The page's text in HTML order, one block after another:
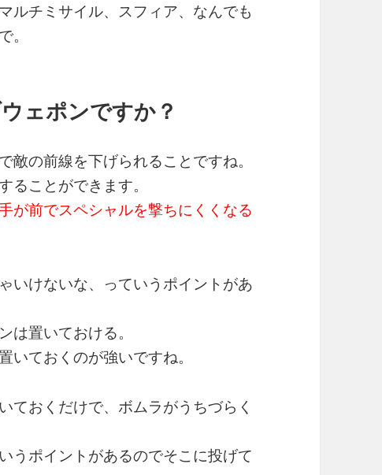
ルチミサイル、スフィア、なんでも
。
ェポンですか？
敵の前線を下げられることですね。
ることができます。
が前でスペシャルを撃ちにくくなる
いけないな、っていうポイントがあ
は置いておける。
いておくのが強いですね。
ておくだけで、ボムラがうちづらく
うポイントがあるのでそこに投げて